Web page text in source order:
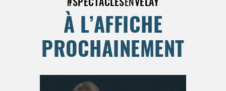
À L’AFFICHE
PROCHAINEMENT